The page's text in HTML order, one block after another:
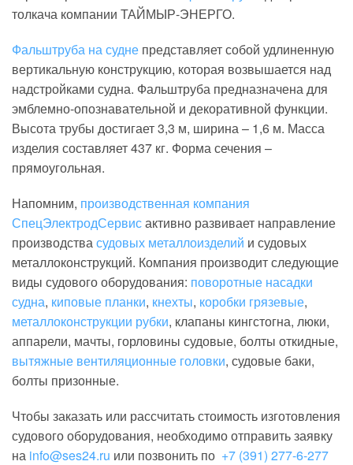
толкача компании ТАЙМЫР-ЭНЕРГО.
Фальштруба на судне представляет собой удлиненную
вертикальную конструкцию, которая возвышается над
надстройками судна. Фальштруба предназначена для
эмблемно-опознавательной и декоративной функции.
Высота трубы достигает 3,3 м, ширина – 1,6 м. Масса
изделия составляет 437 кг. Форма сечения –
прямоугольная.
Напомним, производственная компания
СпецЭлектродСервисактивно развивает направление
производствасудовых металлоизделий и судовых
металлоконструкций. Компания производит следующие
виды судового оборудования: поворотные насадки
судна, киповые планки, кнехты, коробки грязевые,
металлоконструкции рубки, клапаны кингстогна, люки,
аппарели, мачты, горловины судовые, болты откидные,
вытяжные вентиляционные головки, судовые баки,
болты призонные.
Чтобы заказать или рассчитать стоимость изготовления
судового оборудования, необходимоотправить заявку
на info@ses24.ru или позвонить по +7 (391) 277-6-277